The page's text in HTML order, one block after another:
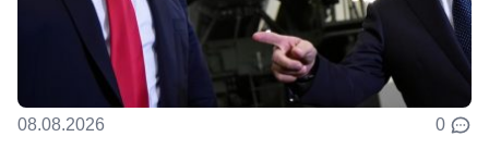
08.08.2026 0